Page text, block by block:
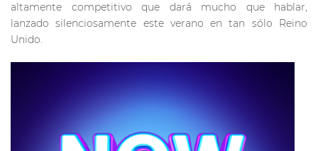
altamente competitivo que dará mucho que hablar,
lanzado silenciosamente este verano en tan sólo Reino
Unido.